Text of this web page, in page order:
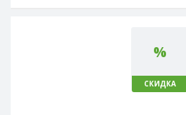
%
СКИДКА